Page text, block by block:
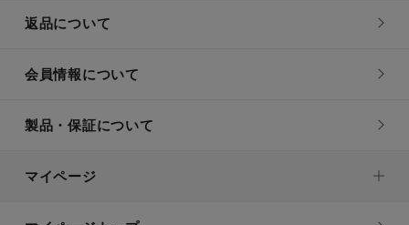
返品について
会員情報について
製品・保証について
マイページ